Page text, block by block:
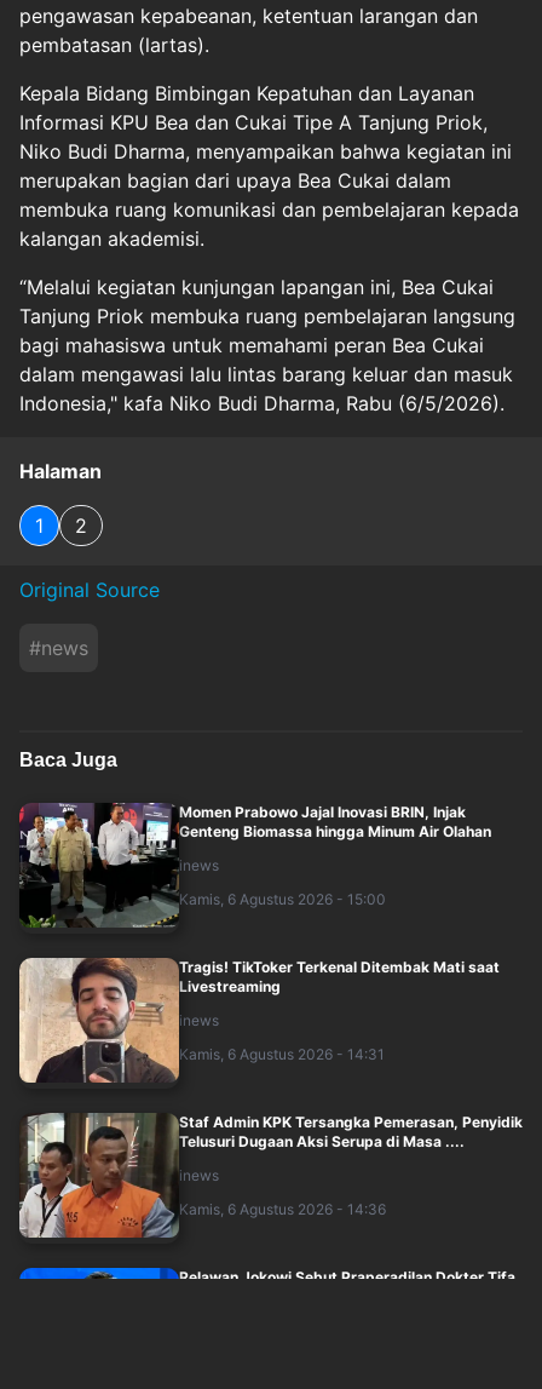
pengawasan kepabeanan, ketentuan larangan dan
pembatasan (lartas).
Kepala Bidang Bimbingan Kepatuhan dan Layanan
Informasi KPU Bea dan Cukai Tipe A Tanjung Priok,
Niko Budi Dharma, menyampaikan bahwa kegiatan ini
merupakan bagian dari upaya Bea Cukai dalam
membuka ruang komunikasi dan pembelajaran kepada
kalangan akademisi.
“Melalui kegiatan kunjungan lapangan ini, Bea Cukai
Tanjung Priok membuka ruang pembelajaran langsung
bagi mahasiswa untuk memahami peran Bea Cukai
dalam mengawasi lalu lintas barang keluar dan masuk
Indonesia," kafa Niko Budi Dharma, Rabu (6/5/2026).
Halaman
1 2
Original Source
#news
Baca Juga
Momen Prabowo Jajal Inovasi BRIN, Injak
Genteng Biomassa hingga Minum Air Olahan
inews
Kamis, 6 Agustus 2026 - 15:00
Tragis! TikToker Terkenal Ditembak Mati saat
Livestreaming
inews
Kamis, 6 Agustus 2026 - 14:31
Staf Admin KPK Tersangka Pemerasan, Penyidik
Telusuri Dugaan Aksi Serupa di Masa ....
inews
Kamis, 6 Agustus 2026 - 14:36
Relawan Jokowi Sebut Praperadilan Dokter Tifa